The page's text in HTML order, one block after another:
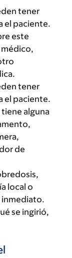
tener
el paciente.
este
tener
el paciente.
alguna
de
local o
inmediato.
se ingirió,